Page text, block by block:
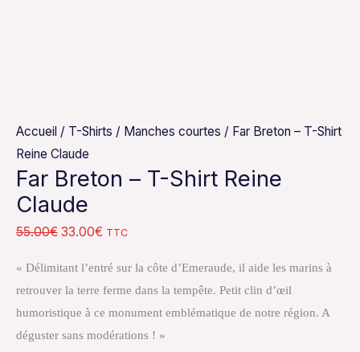
Accueil / T-Shirts / Manches courtes / Far Breton – T-Shirt
Reine Claude
Far Breton – T-Shirt Reine
Claude
55.00€ 33.00€ TTC
« Délimitant l’entré sur la côte d’Emeraude, il aide les marins à
retrouver la terre ferme dans la tempête. Petit clin d’œil
humoristique à ce monument emblématique de notre région. A
déguster sans modérations ! »